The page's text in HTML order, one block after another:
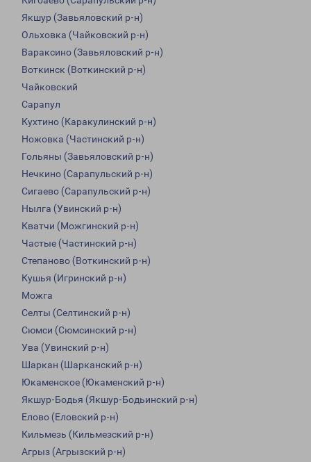
Якшур (Завьяловский р-н)
Ольховка (Чайковский р-н)
Вараксино (Завьяловский р-н)
Воткинск (Воткинский р-н)
Чайковский
Сарапул
Кухтино (Каракулинский р-н)
Ножовка (Частинский р-н)
Гольяны (Завьяловский р-н)
Нечкино (Сарапульский р-н)
Сигаево (Сарапульский р-н)
Нылга (Увинский р-н)
Кватчи (Можгинский р-н)
Частые (Частинский р-н)
Степаново (Воткинский р-н)
Кушья (Игринский р-н)
Можга
Селты (Селтинский р-н)
Сюмси (Сюмсинский р-н)
Ува (Увинский р-н)
Шаркан (Шарканский р-н)
Юкаменское (Юкаменский р-н)
Якшур-Бодья (Якшур-Бодьинский р-н)
Елово (Еловский р-н)
Кильмезь (Кильмезский р-н)
Агрыз (Агрызский р-н)